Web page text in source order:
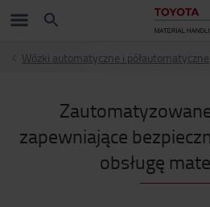
Wózki automatyczne i półautomatyczne
zapewniające
obsługę